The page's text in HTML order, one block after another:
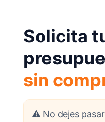
Solicita
sin
⚠️ No dejes